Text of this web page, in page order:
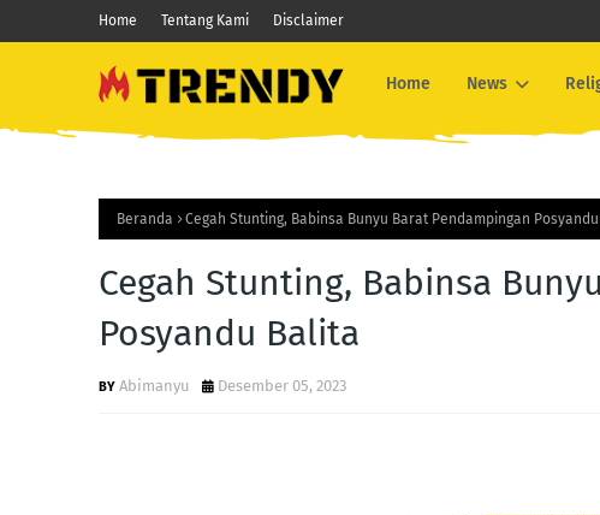
Home Tentang Kami Disclaimer
Home News
Beranda Cegah Stunting, Babinsa Bunyu Barat Pendampingan
Cegah Stunting, Babinsa
Posyandu Balita
Abimanyu Desember 05, 2023